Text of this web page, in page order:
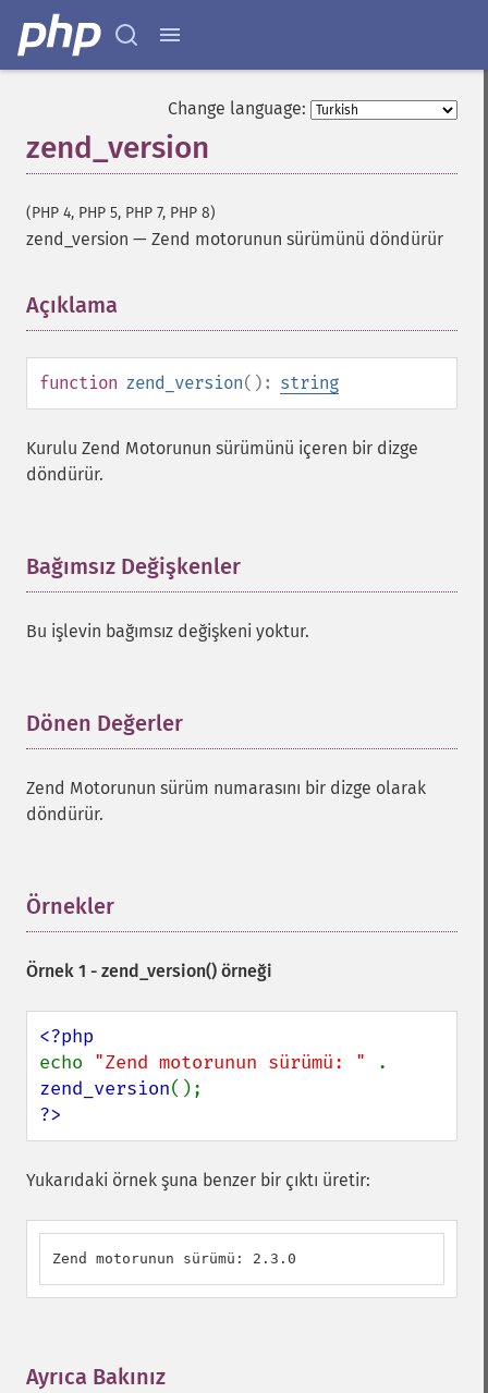
Change language:
zend_version
(PHP 4, PHP 5, PHP 7, PHP 8)
zend_version — Zend motorunun sürümünü döndürür
Açıklama
function zend_version(): string
Kurulu Zend Motorunun sürümünü içeren bir dizge
döndürür.
Bağımsız Değişkenler
Bu işlevin bağımsız değişkeni yoktur.
Dönen Değerler
Zend Motorunun sürüm numarasını bir dizge olarak
döndürür.
Örnekler
Örnek 1 - zend_version() örneği
echo "Zend motorunun sürümü: "
zend_version
?>
Yukarıdaki örnek şuna benzer bir çıktı üretir:
Zend motorunun sürümü: 2.3.0
Ayrıca Bakınız